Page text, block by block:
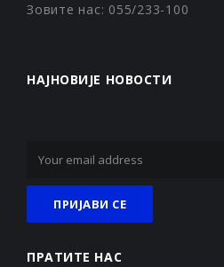
Зовите нас: 055/233-100
НАЈНОВИЈЕ НОВОСТИ
ПРАТИТЕ НАС